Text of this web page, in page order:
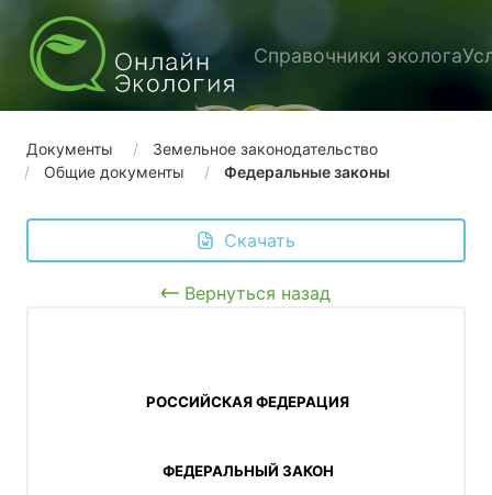
Справочники эколога
Документы
Земельное законодательство
Общие документы
Федеральные законы
Скачать
Вернуться назад
РОССИЙСКАЯ ФЕДЕРАЦИЯ
ФЕДЕРАЛЬНЫЙ ЗАКОН